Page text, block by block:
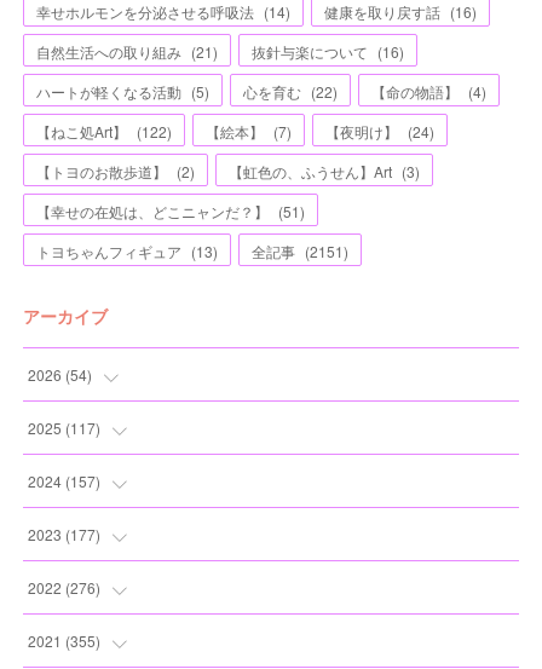
幸せホルモンを分泌させる呼吸法 (14) 健康を取り戻す話 (16)
自然生活への取り組み (21) 抜針与楽について (16)
ハートが軽くなる活動 (5) 心を育む (22) 【命の物語】 (4)
【ねこ処Art】
(122) 【絵本】 (7) 【夜明け】 (24)
【トヨのお散歩道】
(2) 【虹色の、ふうせん】Art (3)
【幸せの在処は、どこニャンだ？】
(51)
トヨちゃんフィギュア (13) 全記事 (2151)
アーカイブ
2026 (54)
(2)
(5)
(7)
(11
2025 (117)
(11
(12
(12
(13
2024(157)
(13
(13
(10
2023 (177)
(20
(10
2022 (276)
(17
2021 (355)